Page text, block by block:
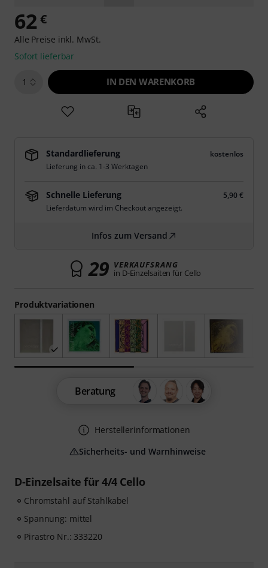
D-Einzelsaite für 4/4 Cello
Chromstahl auf Stahlkabel
Spannung: mittel
Pirastro Nr.: 333220
Produktvariationen
62 €
Alle Preise inkl. MwSt.
Sofort lieferbar
1 IN DEN WARENKORB
Standardlieferung
kostenlos
Lieferung in ca. 1-3 Werktagen
Schnelle Lieferung
5,90 €
Lieferdatum wird im Checkout angezeigt.
Infos zum Versand
29 VERKAUFSRANG
in D-Einzelsaiten für Cello
Beratung
Herstellerinformationen
Sicherheits- und Warnhinweise